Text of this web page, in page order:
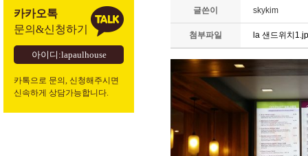
카카오톡
문의&신청하기
아이디:lapaulhouse
카톡으로 문의, 신청해주시면
신속하게 상담가능합니다.
글쓴이 skykim
첨부파일 la 샌드위치